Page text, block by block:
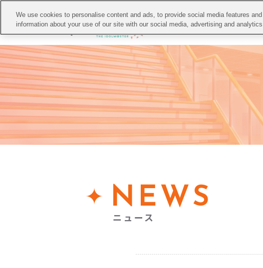
TOP
NEWS
ニュース
We use cookies to personalise content and ads, to provide social media features
information about your use of our site with our social media, advertising and